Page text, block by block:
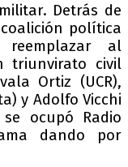
Detrás de
política
al
triunvirato civil
Ortiz (UCR),
y Adolfo Vicchi
ocupó Radio
dando por